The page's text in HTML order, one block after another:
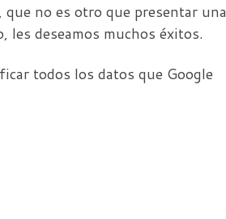
no es otro que presentar una
les deseamos muchos éxitos.
todos los datos que Google